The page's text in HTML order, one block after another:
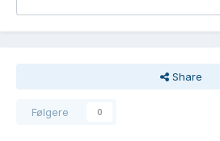
Share
Følgere 0